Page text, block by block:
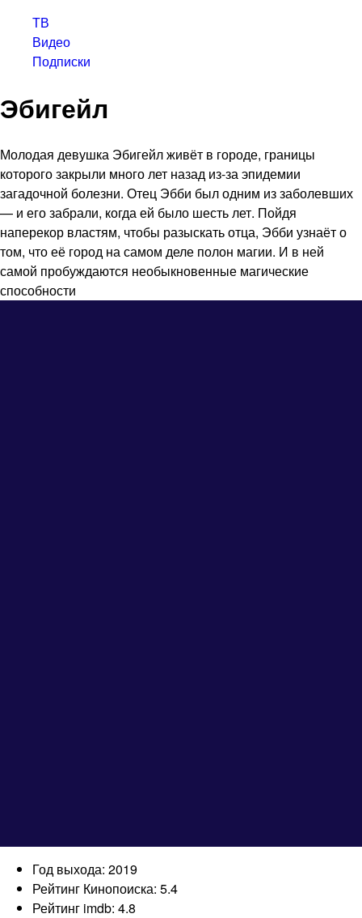
ТВ
Видео
Подписки
Эбигейл
Молодая девушка Эбигейл живёт в городе, границы
которого закрыли много лет назад из-за эпидемии
загадочной болезни. Отец Эбби был одним из заболевших
— и его забрали, когда ей было шесть лет. Пойдя
наперекор властям, чтобы разыскать отца, Эбби узнаёт о
том, что её город на самом деле полон магии. И в ней
самой пробуждаются необыкновенные магические
способности
Год выхода: 2019
Рейтинг Кинопоиска: 5.4
Рейтинг imdb: 4.8